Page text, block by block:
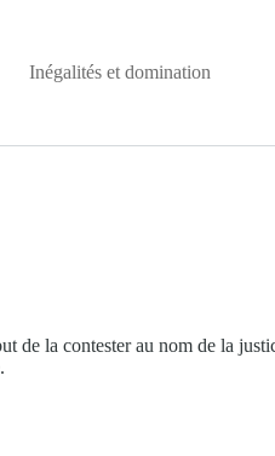
Inégalités et domination
de la contester au nom de la